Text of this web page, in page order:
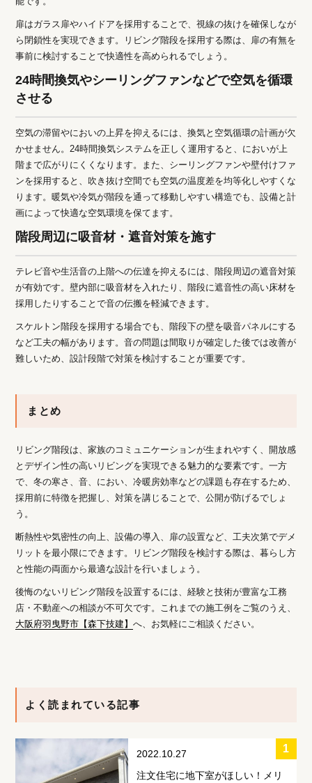
扉はガラス扉やハイドアを採用することで、視線の抜けを確保しなが
ら閉鎖性を実現できます。リビング階段を採用する際は、扉の有無を
事前に検討することで快適性を高められるでしょう。
24時間換気やシーリングファンなどで空気を循環
させる
空気の滞留やにおいの上昇を抑えるには、換気と空気循環の計画が欠
かせません。24時間換気システムを正しく運用すると、においが上
階まで広がりにくくなります。また、シーリングファンや壁付けファ
ンを採用すると、吹き抜け空間でも空気の温度差を均等化しやすくな
ります。暖気や冷気が階段を通って移動しやすい構造でも、設備と計
画によって快適な空気環境を保てます。
階段周辺に吸音材・遮音対策を施す
テレビ音や生活音の上階への伝達を抑えるには、階段周辺の遮音対策
が有効です。壁内部に吸音材を入れたり、階段に遮音性の高い床材を
採用したりすることで音の伝搬を軽減できます。
スケルトン階段を採用する場合でも、階段下の壁を吸音パネルにする
など工夫の幅があります。音の問題は間取りが確定した後では改善が
難しいため、設計段階で対策を検討することが重要です。
まとめ
リビング階段は、家族のコミュニケーションが生まれやすく、開放感
とデザイン性の高いリビングを実現できる魅力的な要素です。一方
で、冬の寒さ、音、におい、冷暖房効率などの課題も存在するため、
採用前に特徴を把握し、対策を講じることで、公開が防げるでしょ
う。
断熱性や気密性の向上、設備の導入、扉の設置など、工夫次第でデメ
リットを最小限にできます。リビング階段を検討する際は、暮らし方
と性能の両面から最適な設計を行いましょう。
後悔のないリビング階段を設置するには、経験と技術が豊富な工務
店・不動産への相談が不可欠です。これまでの施工例をご覧のうえ、
大阪府羽曳野市【森下技建】へ、お気軽にご相談ください。
よく読まれている記事
2022.10.27
注文住宅に地下室がほしい！メリ